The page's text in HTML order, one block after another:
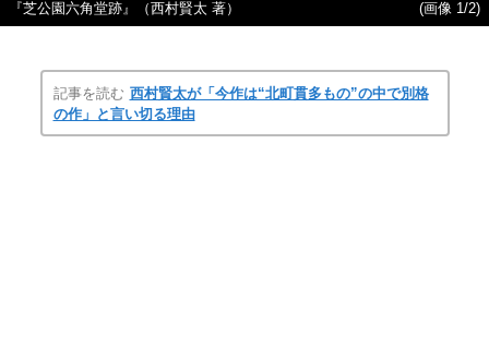
『芝公園六角堂跡』（西村賢太 著） (画像 1/2)
記事を読む 西村賢太が「今作は“北町貫多もの”の中で別格
の作」と言い切る理由